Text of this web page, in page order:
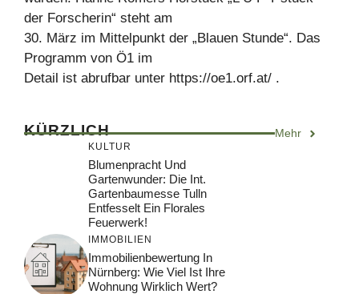
der Forscherin“ steht am
30. März im Mittelpunkt der „Blauen Stunde“. Das
Programm von Ö1 im
Detail ist abrufbar unter https://oe1.orf.at/ .
KÜRZLICH Mehr
KULTUR
Blumenpracht Und
Gartenwunder: Die Int.
Gartenbaumesse Tulln
Entfesselt Ein Florales
Feuerwerk!
IMMOBILIEN
Immobilienbewertung In
Nürnberg: Wie Viel Ist Ihre
Wohnung Wirklich Wert?